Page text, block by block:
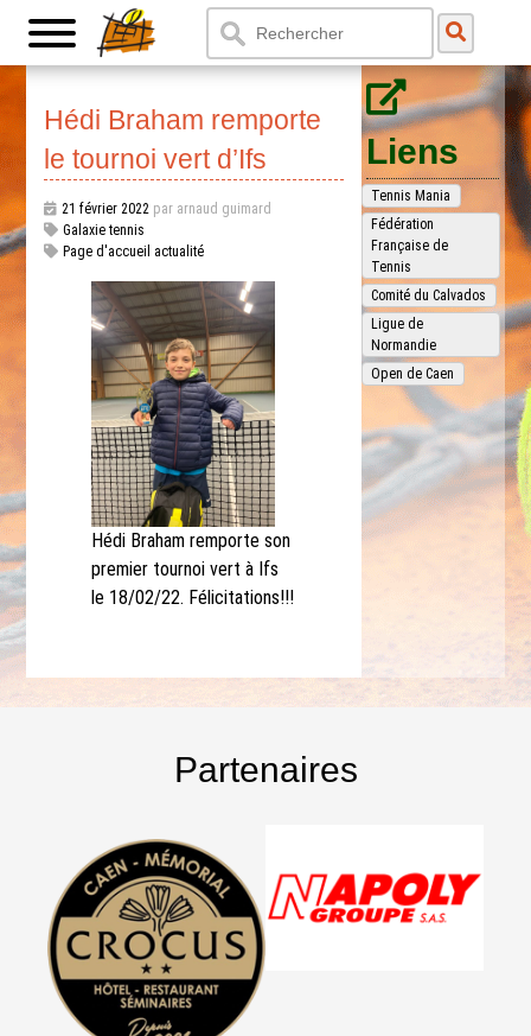
Hédi Braham remporte
le tournoi vert d’Ifs
21 février 2022 par arnaud guimard
Galaxie tennis
Page d'accueil actualité
Hédi Braham remporte son
premier tournoi vert à Ifs
le 18/02/22. Félicitations!!!
Liens
Tennis Mania
Fédération
Française de
Tennis
Comité du Calvados
Ligue de
Normandie
Open de Caen
Partenaires